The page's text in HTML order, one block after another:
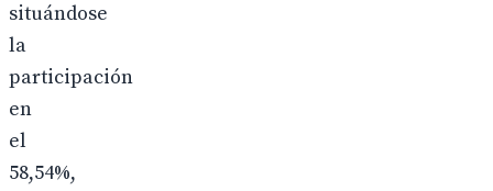
situándose
la
participación
en
el
58,54%,